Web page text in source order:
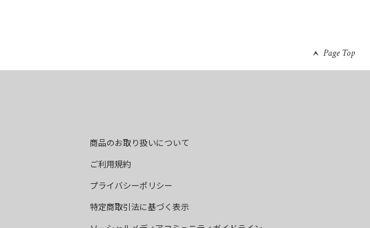
Page Top
商品のお取り扱いについて
ご利用規約
プライバシーポリシー
特定商取引法に基づく表示